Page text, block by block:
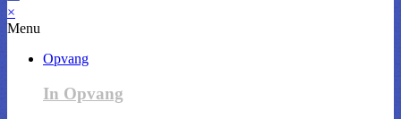
×
Menu
Opvang
In Opvang